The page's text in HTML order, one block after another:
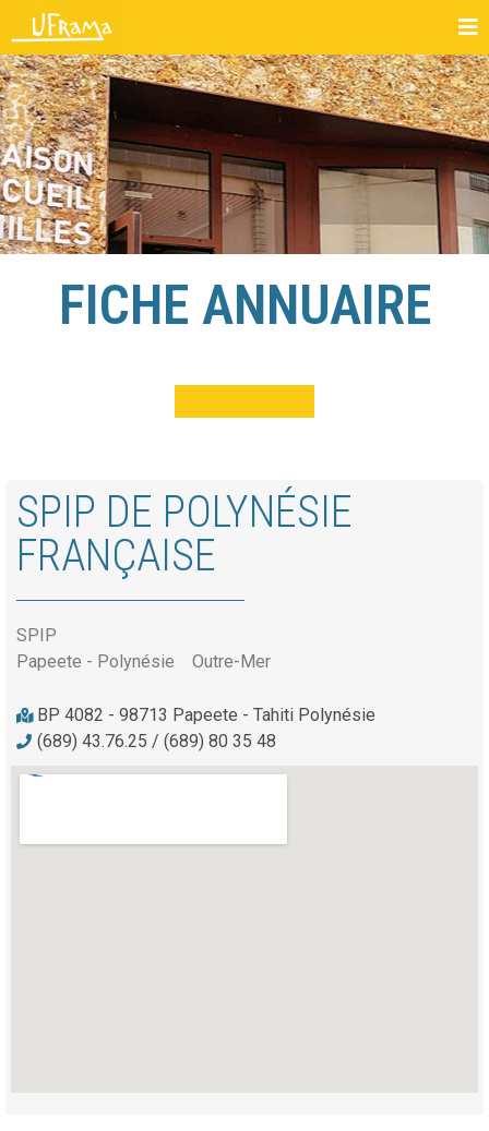
FICHE ANNUAIRE
SPIP DE POLYNÉSIE
FRANÇAISE
SPIP
Papeete - Polynésie
Outre-Mer
BP 4082 - 98713 Papeete - Tahiti Polynésie
(689) 43.76.25 / (689) 80 35 48